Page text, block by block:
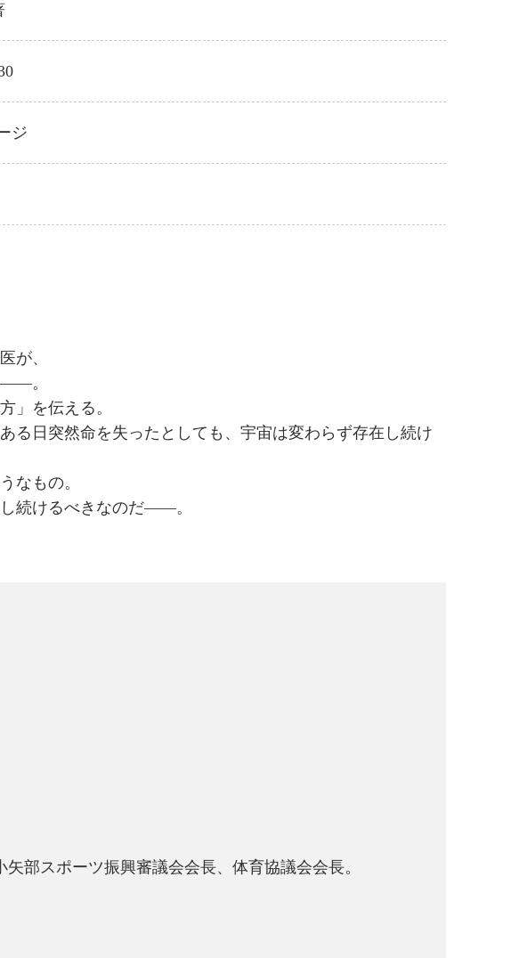
ジ
が、
――。
」を伝える。
る日突然命を失ったとしても、宇宙は変わらず存在し続け
なもの。
続けるべきなのだ――。
部スポーツ振興審議会会長、体育協議会会長。